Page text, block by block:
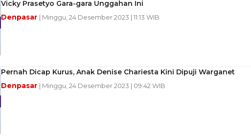
Vicky Prasetyo Gara-gara Unggahan Ini
Denpasar | Minggu, 24 Desember 2023 | 11:13 WIB
Pernah Dicap Kurus, Anak Denise Chariesta Kini Dipuji Warganet
Denpasar | Minggu, 24 Desember 2023 | 09:42 WIB